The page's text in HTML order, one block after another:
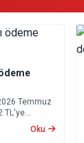
Temmuz
TL'ye
maaş
Oku